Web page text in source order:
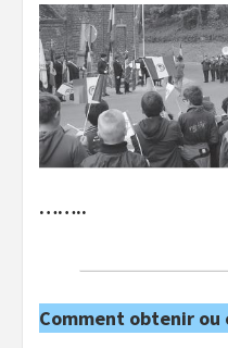
……..
Comment obtenir ou